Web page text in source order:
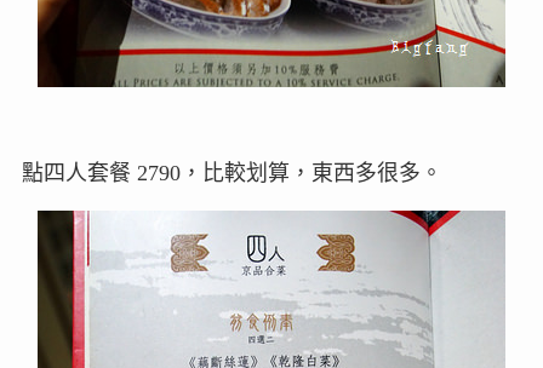
點四人套餐 2790，比較划算，東西多很多。